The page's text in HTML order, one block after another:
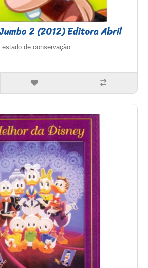
2 (2012) Editora Abril
de conservação...